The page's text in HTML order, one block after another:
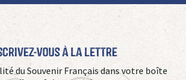
vous à La Lettre
du Souvenir Français dans votre boîte